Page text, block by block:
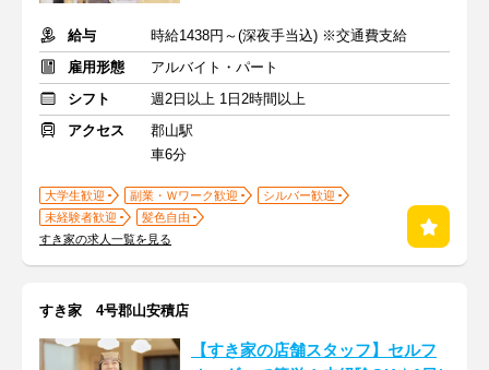
給与
時給1438円～(深夜手当込) ※交通費支給
雇用形態
アルバイト・パート
シフト
週2日以上 1日2時間以上
アクセス
郡山駅
車6分
大学生歓迎 副業・Ｗワーク歓迎
シルバー歓迎
未経験者歓迎
髪色自由
すき家の求人一覧を見る
すき家 4号郡山安積店
【すき家の店舗スタッフ】セルフ